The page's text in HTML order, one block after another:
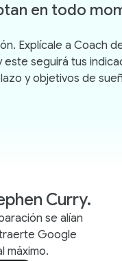
en todo
Explícale a Coach
seguirá tus
y objetivos de
Curry.
se alían
Google
máximo.